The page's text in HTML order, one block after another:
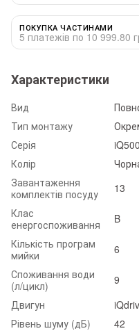
ПОКУПКА ЧАСТИНАМИ
5 платежів по 10 999.80
Характеристики
Вид
Тип монтажу
Серія
iQ500
Колір
Завантаження
комплектів посуду
13
Клас
енергоспоживання
B
Кількість програм
мийки
6
Споживання води
(л/цикл)
9
Двигун
Рівень шуму (дБ)
42